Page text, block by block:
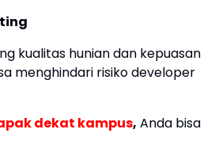
kualitas hunian dan kepuasan
menghindari risiko developer
dekat kampus, Anda bisa